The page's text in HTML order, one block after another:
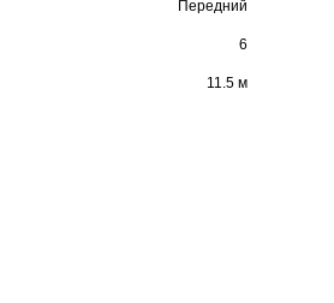
Передний
6
11.5 м